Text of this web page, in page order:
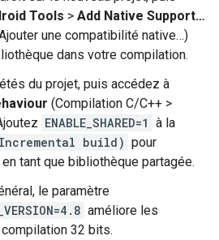
Tools > Add Native Support…
une compatibilité native…)
dans votre compilation.
du projet, puis accédez à
(Compilation C/C++ >
ENABLE_SHARED=1 à la
build) pour
tant que bibliothèque partagée.
le paramètre
améliore les
32 bits.